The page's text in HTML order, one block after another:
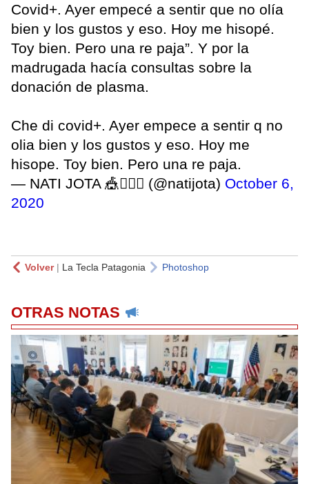
Covid+. Ayer empecé a sentir que no olía
bien y los gustos y eso. Hoy me hisopé.
Toy bien. Pero una re paja”. Y por la
madrugada hacía consultas sobre la
donación de plasma.
Che di covid+. Ayer empece a sentir q no
olia bien y los gustos y eso. Hoy me
hisope. Toy bien. Pero una re paja.
— NATI JOTA 🎪🧜🏼‍♀️ (@natijota) October 6,
2020
Volver| La Tecla Patagonia Photoshop
OTRAS NOTAS